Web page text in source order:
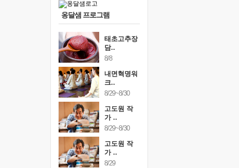
못된 꼰대들
거울 속의 나
옹달샘 프로그램
태초고추장
담..
8/8
내면혁명워
크..
8/29~8/30
고도원 작
가 ..
8/29~8/30
고도원 작
가 ..
8/29